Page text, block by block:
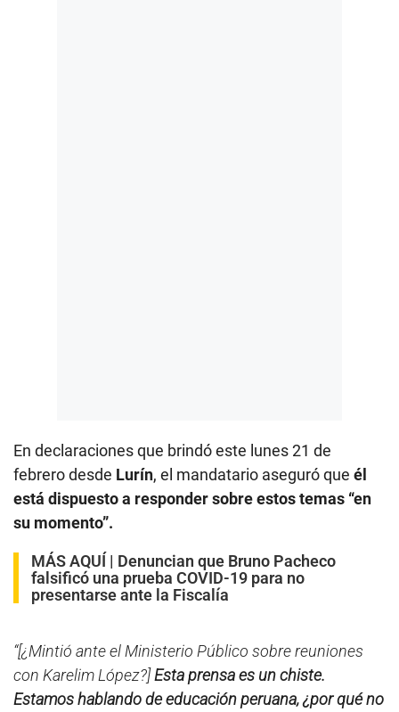
En declaraciones que brindó este lunes 21 de
febrero desde Lurín, el mandatario aseguró que él
está dispuesto a responder sobre estos temas “en
su momento”.
MÁS AQUÍ | Denuncian que Bruno Pacheco
falsificó una prueba COVID-19 para no
presentarse ante la Fiscalía
“[¿Mintió ante el Ministerio Público sobre reuniones
con Karelim López?]Esta prensa es un chiste.
Estamos hablando de educación peruana, ¿por qué no